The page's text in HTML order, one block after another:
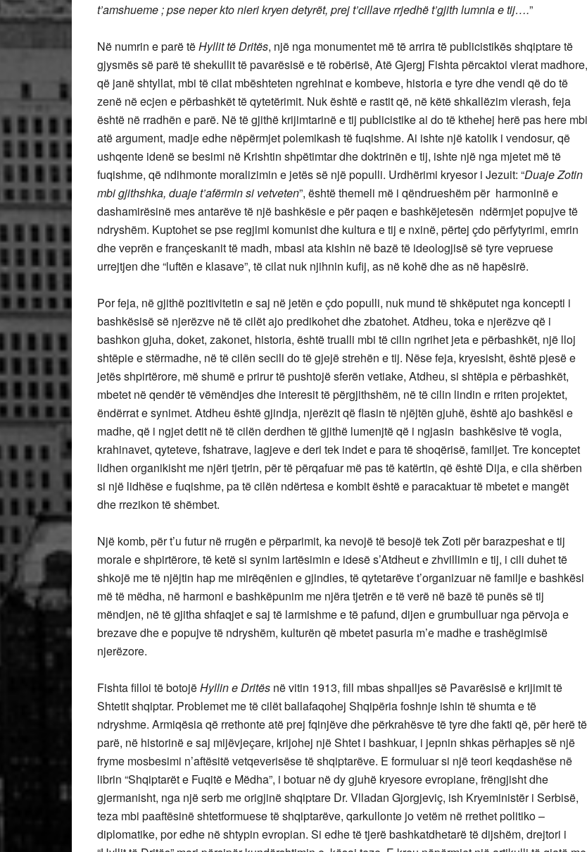
t’amshueme ; pse neper kto nieri kryen detyrët, prej t’cillave rrjedhë t’gjith lumnia e tij….”
Në numrin e parë tëHyllit të Dritës, një nga monumentet më të arrira të publicistikës shqiptare të
gjysmës së parë të shekullit të pavarësisë e të robërisë, Atë Gjergj Fishta përcaktoi vlerat madhore,
që janë shtyllat, mbi të cilat mbështeten ngrehinat e kombeve, historia e tyre dhe vendi që do të
zenë në ecjen e përbashkët të qytetërimit. Nuk është e rastit që, në këtë shkallëzim vlerash, feja
është në rradhën e parë. Në të gjithë krijimtarinë e tij publicistike ai do të kthehej herë pas here mbi
atë argument, madje edhe nëpërmjet polemikash të fuqishme. Ai ishte një katolik i vendosur, që
ushqente idenë se besimi në Krishtin shpëtimtar dhe doktrinën e tij, ishte një nga mjetet më të
fuqishme, që ndihmonte moralizimin e jetës së një populli. Urdhërimi kryesor i Jezuit: “Duaje Zotin
mbi gjithshka, duaje t’afërmin si vetveten”, është themeli më i qëndrueshëm për harmoninë e
dashamirësinë mes antarëve të një bashkësie e për paqen e bashkëjetesën ndërmjet popujve të
ndryshëm. Kuptohet se pse regjimi komunist dhe kultura e tij e nxinë, përtej çdo përfytyrimi, emrin
dhe veprën e françeskanit të madh, mbasi ata kishin në bazë të ideologjisë së tyre vepruese
urrejtjen dhe “luftën e klasave”, të cilat nuk njihnin kufij, as në kohë dhe as në hapësirë.
Por feja, në gjithë pozitivitetin e saj në jetën e çdo populli, nuk mund të shkëputet nga koncepti i
bashkësisë së njerëzve në të cilët ajo predikohet dhe zbatohet. Atdheu, toka e njerëzve që i
bashkon gjuha, doket, zakonet, historia, është trualli mbi të cilin ngrihet jeta e përbashkët, një lloj
shtëpie e stërmadhe, në të cilën secili do të gjejë strehën e tij. Nëse feja, kryesisht, është pjesë e
jetës shpirtërore, më shumë e prirur të pushtojë sferën vetiake, Atdheu, si shtëpia e përbashkët,
mbetet në qendër të vëmëndjes dhe interesit të përgjithshëm, në të cilin lindin e rriten projektet,
ëndërrat e synimet. Atdheu është gjindja, njerëzit që flasin të njëjtën gjuhë, është ajo bashkësi e
madhe, që i ngjet detit në të cilën derdhen të gjithë lumenjtë që i ngjasin bashkësive të vogla,
krahinavet, qyteteve, fshatrave, lagjeve e deri tek indet e para të shoqërisë, familjet. Tre konceptet
lidhen organikisht me njëri tjetrin, për të përqafuar më pas të katërtin, që është Dija, e cila shërben
si një lidhëse e fuqishme, pa të cilën ndërtesa e kombit është e paracaktuar të mbetet e mangët
dhe rrezikon të shëmbet.
Një komb, për t’u futur në rrugën e përparimit, ka nevojë të besojë tek Zoti për barazpeshat e tij
morale e shpirtërore, të ketë si synim lartësimin e idesë s’Atdheut e zhvillimin e tij, i cili duhet të
shkojë me të njëjtin hap me mirëqënien e gjindies, të qytetarëve t’organizuar në familje e bashkësi
më të mëdha, në harmoni e bashkëpunim me njëra tjetrën e të verë në bazë të punës së tij
mëndjen, në të gjitha shfaqjet e saj të larmishme e të pafund, dijen e grumbulluar nga përvoja e
brezave dhe e popujve të ndryshëm, kulturën që mbetet pasuria m’e madhe e trashëgimisë
njerëzore.
Fishta filloi të botojëHyllin e Dritës në vitin 1913, fill mbas shpalljes së Pavarësisë e krijimit të
Shtetit shqiptar. Problemet me të cilët ballafaqohej Shqipëria foshnje ishin të shumta e të
ndryshme. Armiqësia që rrethonte atë prej fqinjëve dhe përkrahësve të tyre dhe fakti që, për herë të
parë, në historinë e saj mijëvjeçare, krijohej një Shtet i bashkuar, i jepnin shkas përhapjes së një
fryme mosbesimi n’aftësitë vetqeverisëse të shqiptarëve. E formuluar si një teori keqdashëse në
librin “Shqiptarët e Fuqitë e Mëdha”, i botuar në dy gjuhë kryesore evropiane, frëngjisht dhe
gjermanisht, nga një serb me origjinë shqiptare Dr. Vlladan Gjorgjeviç, ish Kryeministër i Serbisë,
teza mbi paaftësinë shtetformuese të shqiptarëve, qarkullonte jo vetëm në rrethet politiko –
diplomatike, por edhe në shtypin evropian. Si edhe të tjerë bashkatdhetarë të dijshëm, drejtori i